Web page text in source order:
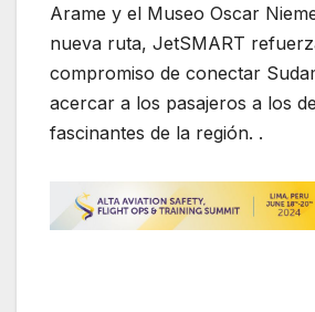
Arame y el Museo Oscar
nueva ruta, JetSMART
compromiso de conectar
acercar a los pasajeros a los
fascinantes de la región. .